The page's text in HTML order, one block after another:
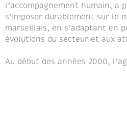
l’accompagnement humain, a
s’imposer durablement sur le
marseillais, en s’adaptant en
évolutions du secteur et aux
Au début des années 2000,